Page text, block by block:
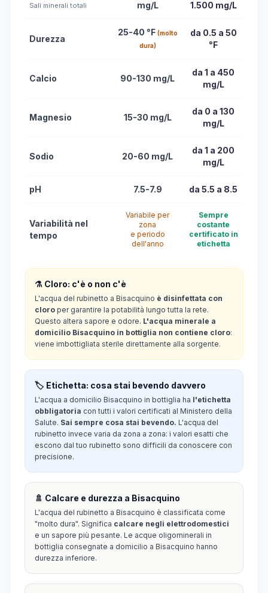
Sali minerali totali mg/L 1.500 mg/L
Durezza
25-40 °F (molto
dura)
da 0.5 a 50
°F
Calcio 90-130 mg/L
da 1 a 450
mg/L
Magnesio 15-30 mg/L
da 0 a 130
mg/L
Sodio 20-60 mg/L
da 1 a 200
mg/L
pH 7.5-7.9 da 5.5 a 8.5
Variabilità nel
tempo
Variabile per
zona
e periodo
dell'anno
Sempre
costante
certificato in
etichetta
⚗️ Cloro: c'è o non c'è
L'acqua del rubinetto a Bisacquino è disinfettata con
cloro per garantire la potabilità lungo tutta la rete.
Questo altera sapore e odore. L'acqua minerale a
domicilio Bisacquino in bottiglia non contiene cloro:
viene imbottigliata sterile direttamente alla sorgente.
🏷️ Etichetta: cosa stai bevendo davvero
L'acqua a domicilio Bisacquino in bottiglia ha l'etichetta
obbligatoria con tutti i valori certificati al Ministero della
Salute. Sai sempre cosa stai bevendo. L'acqua del
rubinetto invece varia da zona a zona: i valori esatti che
escono dal tuo rubinetto sono difficili da conoscere con
precisione.
🚿 Calcare e durezza a Bisacquino
L'acqua del rubinetto a Bisacquino è classificata come
"molto dura". Significa calcare negli elettrodomestici
e un sapore più pesante. Le acque oligominerali in
bottiglia consegnate a domicilio a Bisacquino hanno
durezza inferiore.